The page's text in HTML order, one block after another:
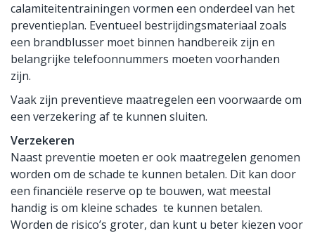
calamiteitentrainingen vormen een onderdeel van het
preventieplan. Eventueel bestrijdingsmateriaal zoals
een brandblusser moet binnen handbereik zijn en
belangrijke telefoonnummers moeten voorhanden
zijn.
Vaak zijn preventieve maatregelen een voorwaarde om
een verzekering af te kunnen sluiten.
Verzekeren
Naast preventie moeten er ook maatregelen genomen
worden om de schade te kunnen betalen. Dit kan door
een financiële reserve op te bouwen, wat meestal
handig is om kleine schades te kunnen betalen.
Worden de risico’s groter, dan kunt u beter kiezen voor